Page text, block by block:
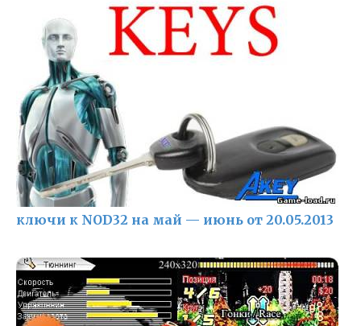
ключи к NOD32 на май — июнь от 20.05.2013